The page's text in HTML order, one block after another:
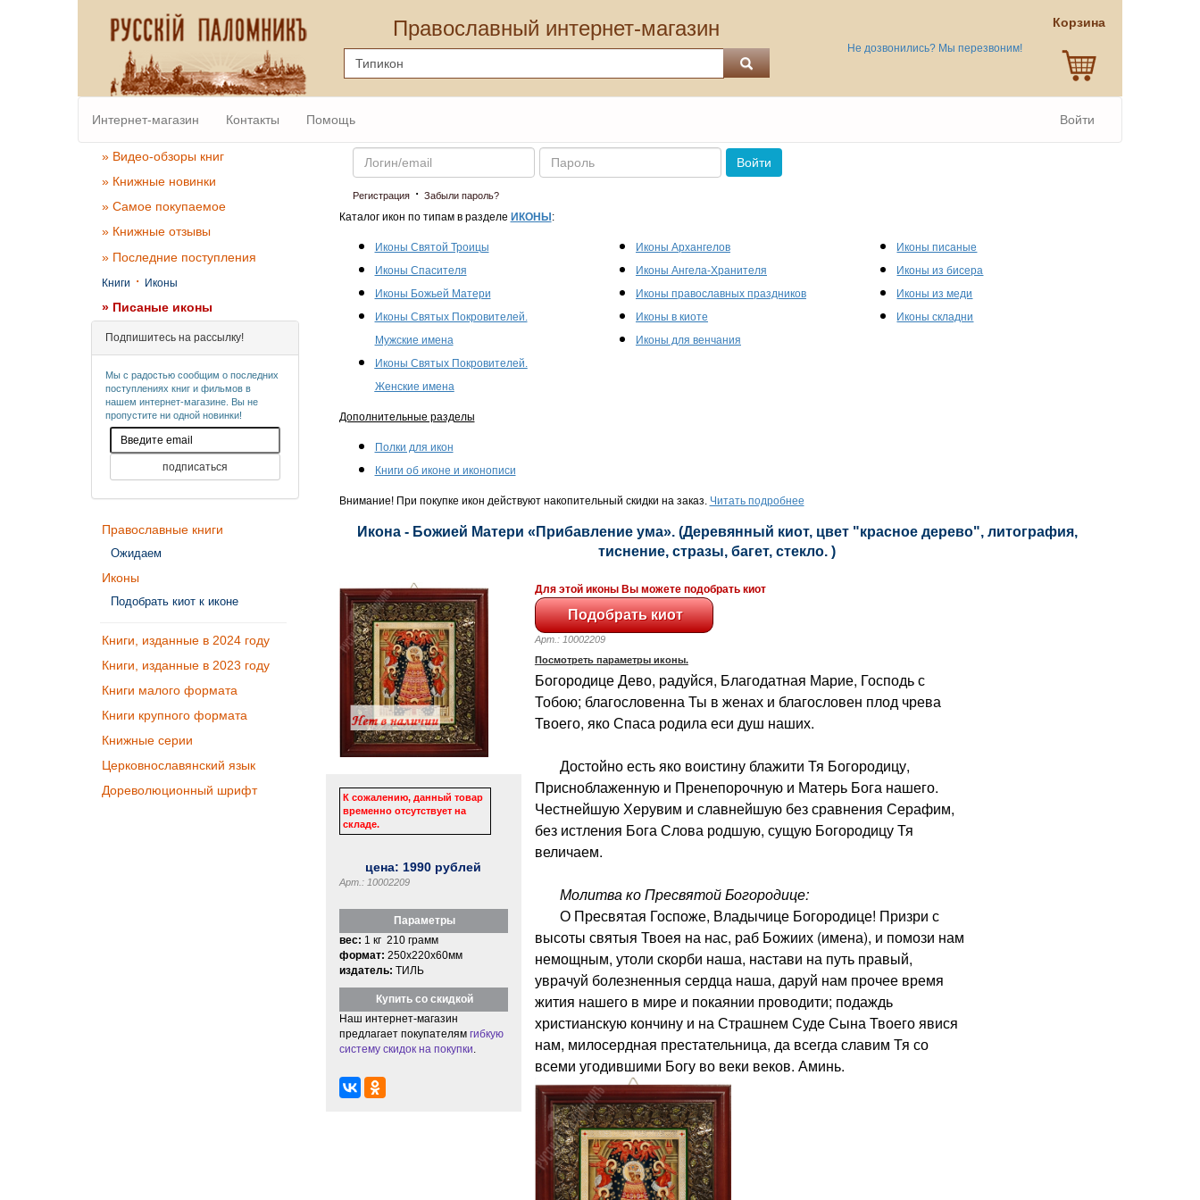
Православный интернет-магазин
Не дозвонились? Мы перезвоним!
Корзина
Интернет-магазин Контакты Помощь Войти
» Видео-обзоры книг
» Книжные новинки
» Самое покупаемое
» Книжные отзывы
» Последние поступления
Книги · Иконы
» Писаные иконы
Подпишитесь на рассылку!
Мы с радостью сообщим о последних
поступлениях книг и фильмов в
нашем интернет-магазине. Вы не
пропустите ни одной новинки!
Православные книги
Ожидаем
Иконы
Подобрать киот к иконе
Книги, изданные в 2024 году
Книги, изданные в 2023 году
Книги малого формата
Книги крупного формата
Книжные серии
Церковнославянский язык
Дореволюционный шрифт
Email Пароль
Войти
Регистрация· Забыли пароль?
Каталог икон по типам в разделе ИКОНЫ :
Иконы Святой Троицы
Иконы Спасителя
Иконы Божьей Матери
Иконы Святых Покровителей.
Мужские имена
Иконы Святых Покровителей.
Женские имена
Иконы Архангелов
Иконы Ангела-Хранителя
Иконы православных праздников
Иконы в киоте
Иконы для венчания
Иконы писаные
Иконы из бисера
Иконы из меди
Иконы складни
Дополнительные разделы
Полки для икон
Книги об иконе и иконописи
Внимание! При покупке икон действуют накопительный скидки на заказ. Читать подробнее
Икона - Божией Матери «Прибавление ума». (Деревянный киот, цвет "красное дерево", литография,
тиснение, стразы, багет, стекло. )
К сожалению, данный товар
временно отсутствует на
складе.
цена: 1990 рублей
Арт.: 10002209
Параметры
вес: 1 кг 210 грамм
формат: 250x220x60мм
издатель: ТИЛЬ
Купить со скидкой
Наш интернет-магазин
предлагает покупателям гибкую
систему скидок на покупки
Для этой иконы Вы можете подобрать киот
Арт.: 10002209
Посмотреть параметры иконы.
Богородице Дево, радуйся, Благодатная Марие, Господь с
Тобою; благословенна Ты в женах и благословен плод чрева
Твоего, яко Спаса родила еси душ наших.
Достойно есть яко воистину блажити Тя Богородицу,
Присноблаженную и Пренепорочную и Матерь Бога нашего.
Честнейшую Херувим и славнейшую без сравнения Серафим,
без истления Бога Слова родшую, сущую Богородицу Тя
величаем.
Молитва ко Пресвятой Богородице:
О Пресвятая Госпоже, Владычице Богородице! Призри с
высоты святыя Твоея на нас, раб Божиих (имена), и помози нам
немощным, утоли скорби наша, настави на путь правый,
уврачуй болезненныя сердца наша, даруй нам прочее время
жития нашего в мире и покаянии проводити; подаждь
христианскую кончину и на Страшнем Суде Сына Твоего явися
нам, милосердная престательница, да всегда славим Тя со
всеми угодившими Богу во веки веков. Аминь.